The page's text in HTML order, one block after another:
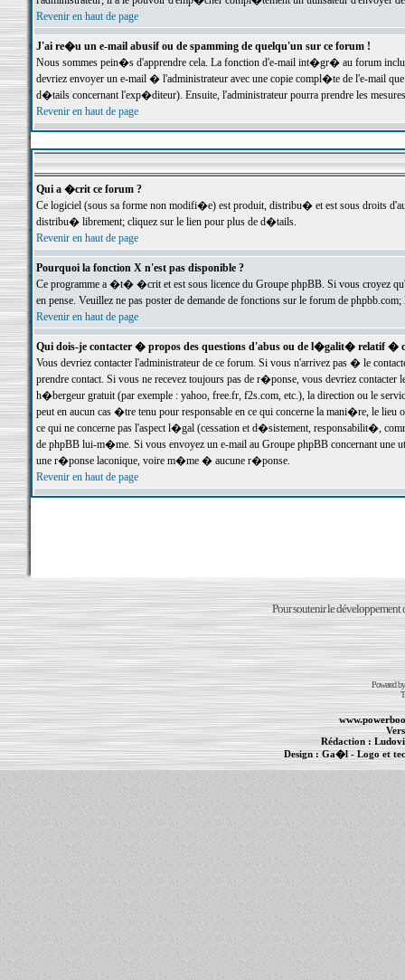
Revenir en haut de page
J'ai re�u un e-mail abusif ou de spamming de quelqu'un sur ce forum !
Nous sommes pein�s d'apprendre cela. La fonction d'e-mail int�gr� au forum inclut
devriez envoyer un e-mail � l'administrateur avec une copie compl�te de l'e-mail
d�tails concernant l'exp�diteur). Ensuite, l'administrateur pourra prendre les
Revenir en haut de page
Qui a �crit ce forum ?
Ce logiciel (sous sa forme non modifi�e) est produit, distribu� et est sous droits
distribu� librement; cliquez sur le lien pour plus de d�tails.
Revenir en haut de page
Pourquoi la fonction X n'est pas disponible ?
Ce programme a �t� �crit et est sous licence du Groupe phpBB. Si vous croyez
en pense. Veuillez ne pas poster de demande de fonctions sur le forum de
Revenir en haut de page
Qui dois-je contacter � propos des questions d'abus ou de l�galit� relatif �
Vous devriez contacter l'administrateur de ce forum. Si vous n'arrivez pas � le
prendre contact. Si vous ne recevez toujours pas de r�ponse, vous devriez
h�bergeur gratuit (par exemple : yahoo, free.fr, f2s.com, etc.), la direction ou le
peut en aucun cas �tre tenu pour responsable en ce qui concerne la mani�re, le
ce qui ne concerne pas l'aspect l�gal (cessation et d�sistement, responsabilit�,
de phpBB lui-m�me. Si vous envoyez un e-mail au Groupe phpBB concernant une
une r�ponse laconique, voire m�me � aucune r�ponse.
Revenir en haut de page
Pour soutenir le développement
Powered
Rédaction :
Design :Ga�l- Logo et
Informations :